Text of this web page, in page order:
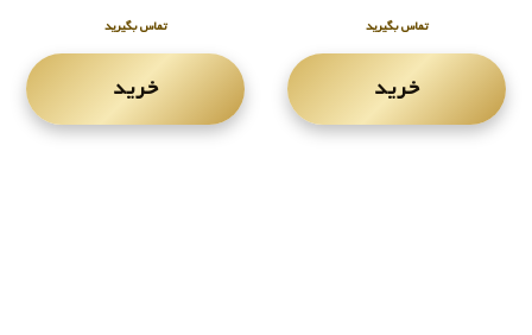
تماس بگیرید
خرید
تماس بگیرید
خرید